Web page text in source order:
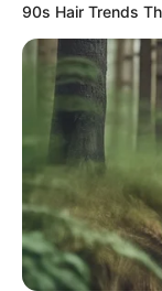
bekapjak
hangját:
– Anya,
mi ételeink, mi
– Bocsáss
elfáradtam.
90s Hair Trends